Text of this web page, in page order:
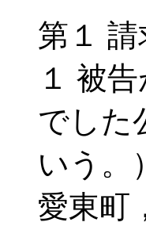
第１ 請
１ 被
でした
いう。
愛東町